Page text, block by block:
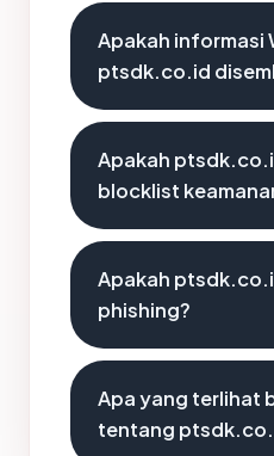
Apakah informasi
ptsdk.co.id
Apakah
blocklist
Apakah
phishing?
Apa yang terlihat
tentang